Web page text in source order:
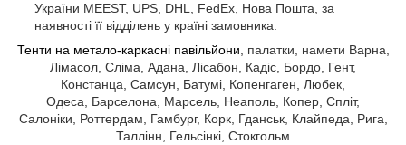
України MEEST, UPS, DHL, FedEx, Нова Пошта, за
наявності її відділень у країні замовника.
Тенти на метало-каркасні павільйони, палатки, намети Варна,
Лімасол, Сліма, Адана, Лісабон, Кадіс, Бордо, Гент,
Констанца, Самсун, Батумі, Копенгаген, Любек,
Одеса, Барселона, Марсель, Неаполь, Копер, Спліт,
Салоніки, Роттердам, Гамбург, Корк, Гданськ, Клайпеда, Рига,
Таллінн, Гельсінкі, Стокгольм